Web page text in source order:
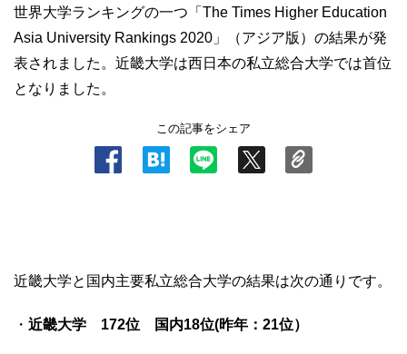
世界大学ランキングの一つ「The Times Higher Education
Asia University Rankings 2020」（アジア版）の結果が発
表されました。近畿大学は西日本の私立総合大学では首位
となりました。
この記事をシェア
近畿大学と国内主要私立総合大学の結果は次の通りです。
・ 近畿大学 172位 国内18位(昨年：21位）